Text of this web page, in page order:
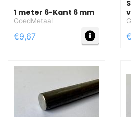
1 meter 6-Kant 6 mm
GoedMetaal
€9,67 MEER